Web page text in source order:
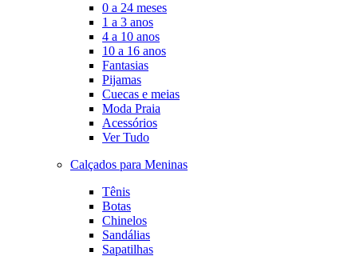
0 a 24 meses
1 a 3 anos
4 a 10 anos
10 a 16 anos
Fantasias
Pijamas
Cuecas e meias
Moda Praia
Acessórios
Ver Tudo
Calçados para Meninas
Tênis
Botas
Chinelos
Sandálias
Sapatilhas